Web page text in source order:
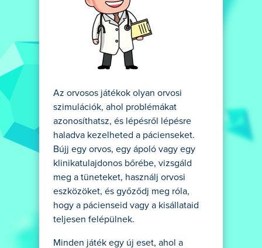
Az orvosos játékok olyan orvosi
szimulációk, ahol problémákat
azonosíthatsz, és lépésről lépésre
haladva kezelheted a pácienseket.
Bújj egy orvos, egy ápoló vagy egy
klinikatulajdonos bőrébe, vizsgáld
meg a tüneteket, használj orvosi
eszközöket, és győződj meg róla,
hogy a pácienseid vagy a kisállataid
teljesen felépülnek.
Minden játék egy új eset, ahol a